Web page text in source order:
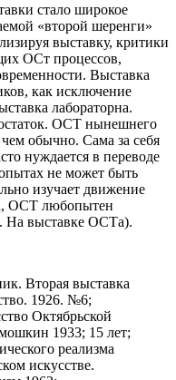
стало широкое
«второй шеренги»
выставку, критики
ОСт процессов,
Выставка
как исключение
лабораторна.
ОСТ нынешнего
обычно. Сама за себя
нуждается в переводе
не может быть
изучает движение
ОСТ любопытен
На выставке ОСТа).
Вторая выставка
1926. №6;
Октябрьской
1933; 15 лет;
реализма
искусстве.